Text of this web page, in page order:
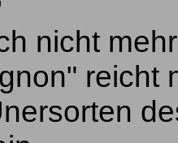
nicht
reicht